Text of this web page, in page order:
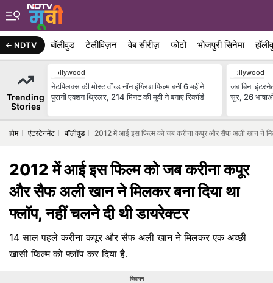
NDTV बॉलीवुड टेलीविज़न वेब सीरीज़ फोटो भोजपुरी सिनेमा
Trending
Stories
Bollywood
नेटफ्लिक्स की मोस्ट वॉच्ड नॉन इंग्लिश फिल्म बनीं 6 महीने
पुरानी एक्शन थ्रिलर, 214 मिनट की मूवी ने बनाए रिकॉर्ड
Bollywood
जब बिना
सुर, 26
होम एंटरटेनमेंट बॉलीवुड 2012 में आई इस फिल्म को जब करीना कपूर और सैफ अली खान ने
2012 में आई इस फिल्म को जब करीना कपूर
और सैफ अली खान ने मिलकर बना दिया था
फ्लॉप, नहीं चलने दी थी डायरेक्टर
14 साल पहले करीना कपूर और सैफ अली खान ने मिलकर एक अच्छी
खासी फिल्म को फ्लॉप कर दिया है.
विज्ञापन